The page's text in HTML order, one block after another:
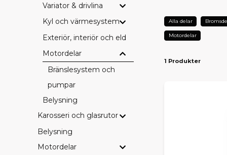
Variator & drivlina
Kyl och värmesystem
Exteriör, interiör och eldetaljer
Motordelar
Bränslesystem och
pumpar
Belysning
Karosseri och glasrutor
Belysning
Motordelar
Bevarad
Lång
SE
Vill du
Alla delar
Motordelar
1 Produkter